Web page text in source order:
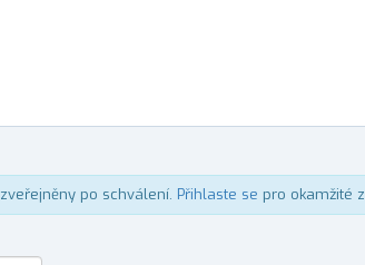
po schválení. Přihlaste se pro okamžité